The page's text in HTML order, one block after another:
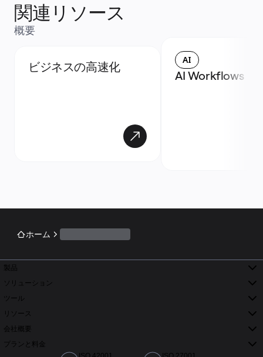
関連リソース
概要
ビジネスの高速化 AI
AI Workflows
ホーム
製品
ソリューション
ツール
リソース
会社概要
プランと料金